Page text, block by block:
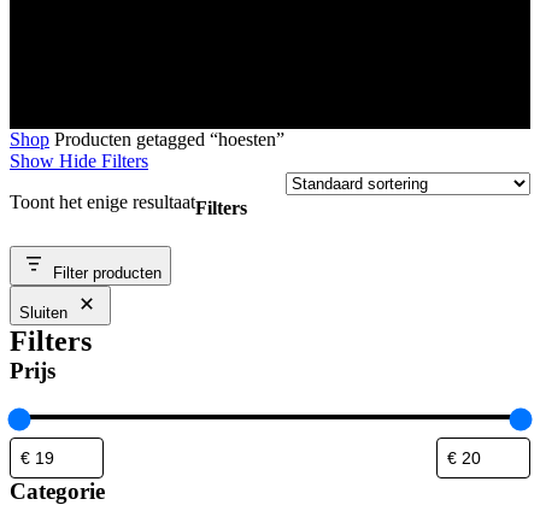
Shop Producten getagged “hoesten”
Show Hide Filters
Toont het enige resultaatFilters
Close
FiltersFilter producten
Sluiten
Filters
Prijs
Categorie